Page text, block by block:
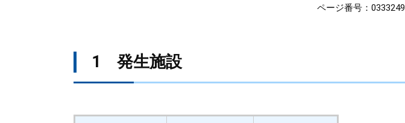
ページ番号：0333249
1 発生施設